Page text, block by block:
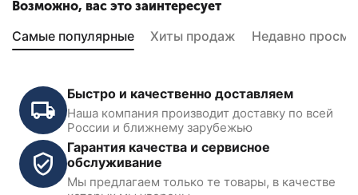
Возможно, вас это заинтересует
Самые популярные Хиты продаж Недавно
Быстро и качественно доставляем
Наша компания производит доставку по всей
России и ближнему зарубежью
Гарантия качества и сервисное
обслуживание
Мы предлагаем только те товары, в качестве